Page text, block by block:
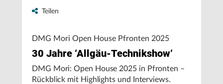
den elektrisierendsten in der Pop-Historie.
Deutsch: Zwischen zwei Welten. Just dort
lokalisiert sich, wer auf das Geschehen in der
Fertigungstechnik blickt, einschließlich der
spanenden.
Teilen
DMG Mori Open House Pfronten 2025
30 Jahre ‘Allgäu-Technikshow‘
DMG Mori: Open House 2025 in Pfronten –
Rückblick mit Highlights und Interviews.